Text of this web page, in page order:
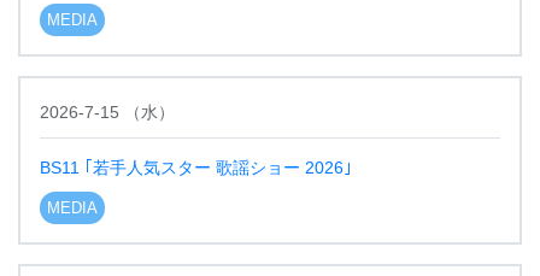
MEDIA
2026-7-15 （水）
BS11 ｢若手人気スター 歌謡ショー 2026｣
MEDIA